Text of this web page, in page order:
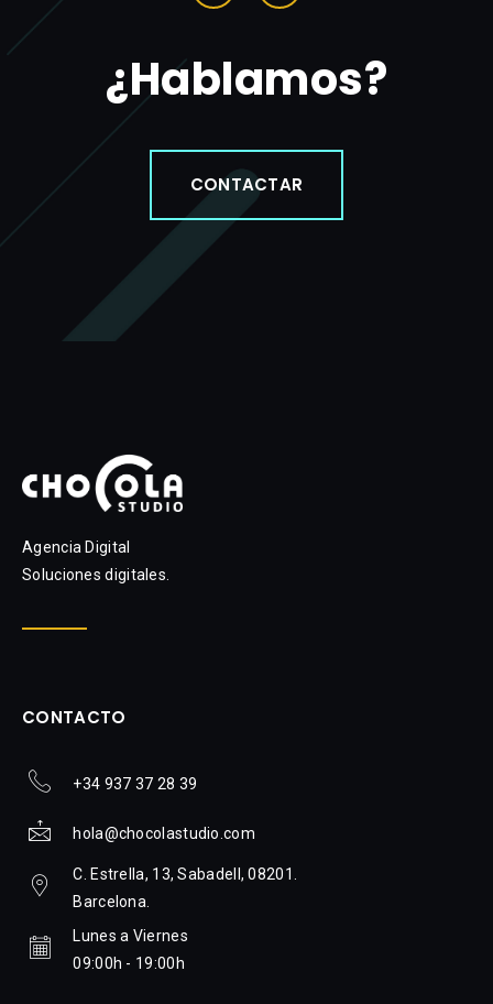
¿Hablamos?
CONTACTAR
Agencia Digital
Soluciones digitales.
CONTACTO
+34 937 37 28 39
hola@chocolastudio.com
C. Estrella, 13, Sabadell, 08201.
Barcelona.
Lunes a Viernes
09:00h - 19:00h